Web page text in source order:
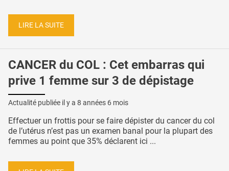
LIRE LA SUITE
CANCER du COL : Cet embarras qui
prive 1 femme sur 3 de dépistage
Actualité publiée il y a 8 années 6 mois
Effectuer un frottis pour se faire dépister du cancer du col
de l’utérus n’est pas un examen banal pour la plupart des
femmes au point que 35% déclarent ici ...